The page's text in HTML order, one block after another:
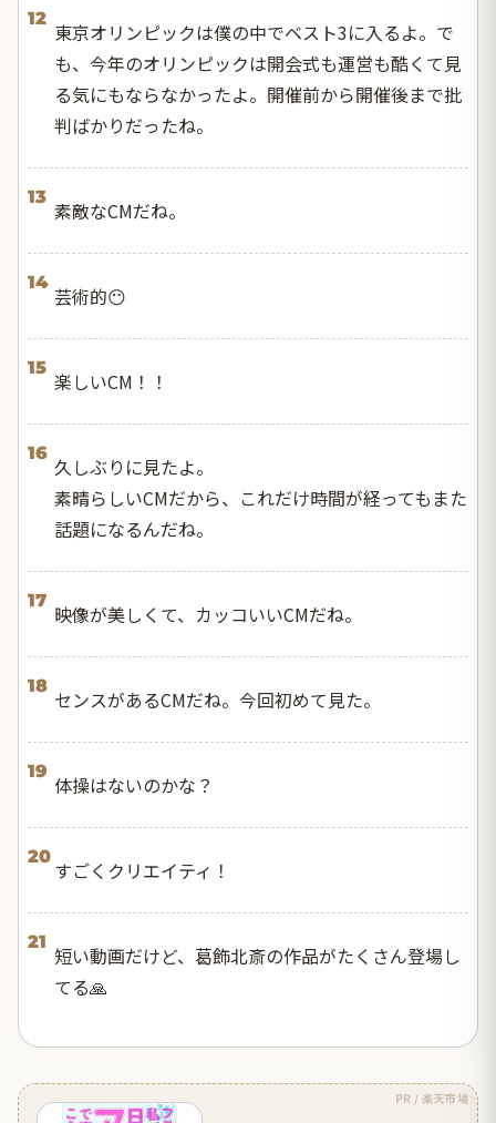
12
東京オリンピックは僕の中でベスト3に入るよ。で
も、今年のオリンピックは開会式も運営も酷くて見
る気にもならなかったよ。開催前から開催後まで批
判ばかりだったね。
13
素敵なCMだね。
14
芸術的😶
15
楽しいCM！！
16
久しぶりに見たよ。
素晴らしいCMだから、これだけ時間が経ってもまた
話題になるんだね。
17
映像が美しくて、カッコいいCMだね。
18
センスがあるCMだね。今回初めて見た。
19
体操はないのかな？
20
すごくクリエイティ！
21
短い動画だけど、葛飾北斎の作品がたくさん登場し
てる🙏
PR / 楽天市場